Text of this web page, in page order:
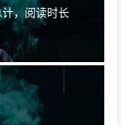
，阅读时长